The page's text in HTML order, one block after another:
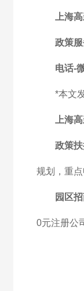
上海
政策
电话-
*本文
上海
政策
规划，重
园区招
0元注册公